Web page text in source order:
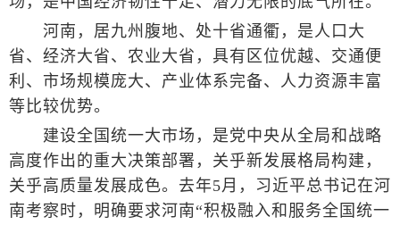
河南，居九州腹地、处十省通衢，是人口大
省、经济大省、农业大省，具有区位优越、交通便
利、市场规模庞大、产业体系完备、人力资源丰富
等比较优势。
建设全国统一大市场，是党中央从全局和战略
高度作出的重大决策部署，关乎新发展格局构建，
关乎高质量发展成色。去年5月，习近平总书记在河
南考察时，明确要求河南“积极融入和服务全国统一